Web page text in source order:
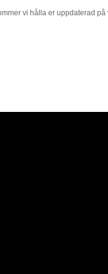
vi hålla er uppdaterad på